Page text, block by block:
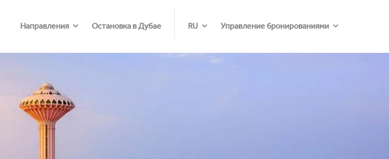
Направления Остановка в Дубае RU Управление бронированиями